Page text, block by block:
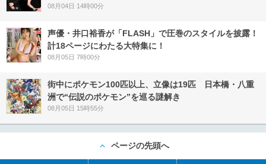
08月04日 14時00分
声優・井口裕香が「FLASH」で圧巻のスタイルを披露！
計18ページにわたる大特集に！
08月05日 7時00分
街中にポケモン100匹以上、立像は19匹 日本橋・八重
洲で“伝説のポケモン”を巡る謎解き
08月05日 15時55分
ページの先頭へ